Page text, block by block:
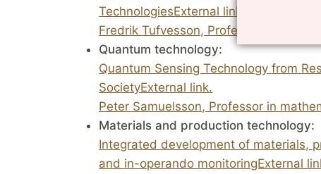
TechnologiesExternal link.
Fredrik Tufvesson, Professor in
Quantum technology:
Quantum Sensing Technology from
SocietyExternal link.
Peter Samuelsson, Professor in
Materials and production technology:
Integrated development of materials,
and in-operando monitoringExternal